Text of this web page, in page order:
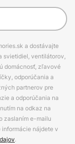
a dostávajte
svietidiel, ventilátorov,
domácnosť, zľavové
odporúčania a
partnerov pre
a odporúčania na
na odkaz na
zaslaním e-mailu
informácie nájdete v
.